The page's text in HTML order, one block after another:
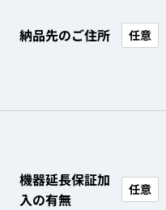
納品先のご住所 任意
機器延長保証加
入の有無
任意